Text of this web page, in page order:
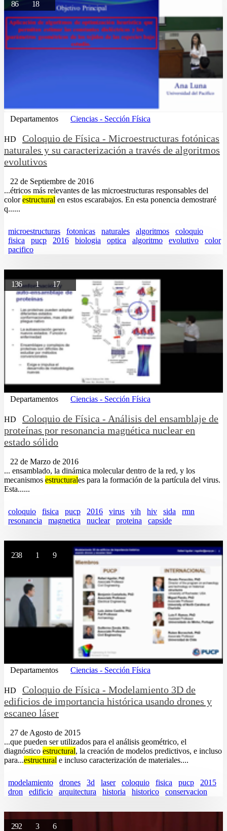
86 18
Departamentos Ciencias - Sección Física
HD
Coloquio de Física - Microestructuras fotónicas
naturales y su caracterización a través de algoritmos
evolutivos
22 de Septiembre de 2016
...étricos más relevantes de las microestructuras responsables del
colorestructural en estos escarabajos. En esta ponencia demostraré
q......
microestructuras fotonicas naturales algoritmos
coloquio
fisica
pucp 2016 biologia optica algoritmo evolutivo
color
pacifico
136117
Departamentos Ciencias - Sección Física
HD
Coloquio de Física - Análisis del ensamblaje de
proteínas por resonancia magnética nuclear en
estado sólido
22 de Marzo de 2016
... ensamblado, la dinámica molecular dentro de la red, y los
mecanismos estructurales para la formación de la partícula del virus.
Esta......
coloquio fisica pucp 2016 virus vih hiv sida
rmn
resonancia
magnetica nuclear proteina capside
238 1 9
Departamentos Ciencias - Sección Física
HD
Coloquio de Física - Modelamiento 3D de
edificios de importancia histórica usando drones y
escaneo láser
27 de Agosto de 2015
...que pueden ser utilizados para el análisis geométrico, el
diagnóstico estructural, la creación de modelos predictivos, e incluso
para...estructural e incluso caracterización de materiales....
modelamiento drones 3d laser coloquio fisica pucp
2015
dron
edificio arquitectura historia historico conservacion
292 3 6